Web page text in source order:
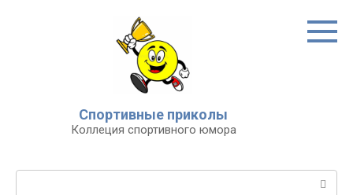
Спортивные приколы
Коллеция спортивного юмора